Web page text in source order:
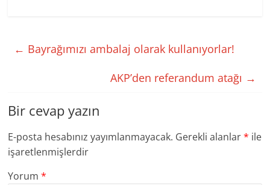
← Bayrağımızı ambalaj olarak kullanıyorlar!
AKP’den referandum atağı →
Bir cevap yazın
E-posta hesabınız yayımlanmayacak. Gerekli alanlar* ile
işaretlenmişlerdir
Yorum*